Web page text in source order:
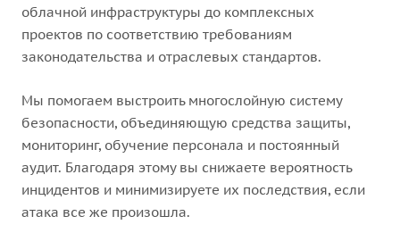
облачной инфраструктуры до комплексных
проектов по соответствию требованиям
законодательства и отраслевых стандартов.
Мы помогаем выстроить многослойную систему
безопасности, объединяющую средства защиты,
мониторинг, обучение персонала и постоянный
аудит. Благодаря этому вы снижаете вероятность
инцидентов и минимизируете их последствия, если
атака все же произошла.